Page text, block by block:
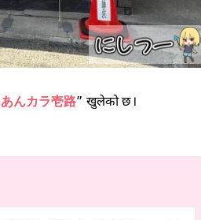
あんカラ壱路” खुलेको छ।